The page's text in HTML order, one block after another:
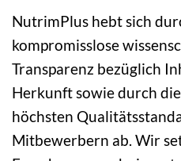
NutrimPlus hebt sich
kompromisslose
Transparenz bezüglich
Herkunft sowie durch
höchsten
Mitbewerbern ab. Wir